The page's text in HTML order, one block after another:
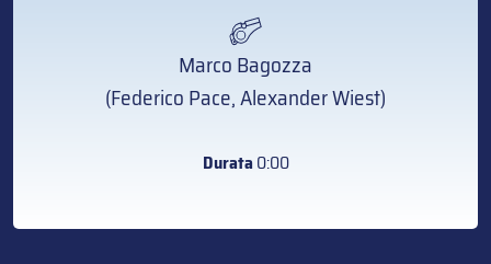
Marco Bagozza
(Federico Pace, Alexander Wiest)
Durata0:00